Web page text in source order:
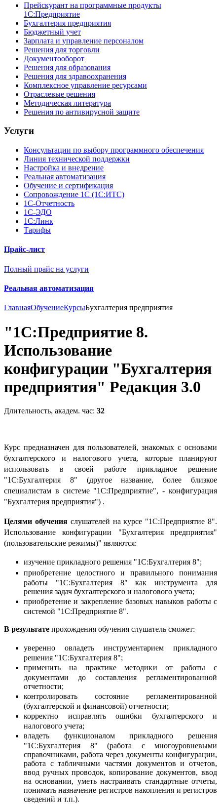
Прейскурант на программные продукты
1С:Предприятие
Бухгалтерия предприятия
Бюджетный учет
Зарплата и управление персоналом
Решения для торговли
Документооборот
Решения для образования
Решения для здравоохранения
Комплексное управление ресурсами
Отраслевые решения
Методическая литература
Решения по антивирусной защите
Услуги
Консультации по выбору программного обеспечения
Линия технической поддержки
Настройка и внедрение
Реальная автоматизация
Обучение и сертификация
Сопровождение 1С (1С:ИТС)
1С-Отчетность
1С-ЭДО
1С:Линк
Тарифы
Прайс-лист
Полный прайс на услуги
Реальная автоматизация
ГлавнаяОбучениеКурсыБухгалтерия предприятия
"1С:Предприятие 8.
Использование
конфигурации "Бухгалтерия
предприятия" Редакция 3.0
Длительность, академ. час: 32
Курс предназначен для пользователей, знакомых с основами
бухгалтерского и налогового учета, которые планируют
использовать в своей работе прикладное решение
"1С:Бухгалтерия 8" (другое название, более близкое
специалистам в системе "1С:Предприятие", - конфигурация
"Бухгалтерия предприятия") .
Целями обученияслушателей на курсе "1С:Предприятие 8".
Использование конфигурации "Бухгалтерия предприятия"
(пользовательские режимы)" являются:
изучение прикладного решения "1С:Бухгалтерия 8";
приобретение целостного и правильного понимания
работы "1С:Бухгалтерия 8" как инструмента для
решения задач бухгалтерского и налогового учета;
приобретение и закрепление базовых навыков работы с
системой "1С:Предприятие 8".
В результате прохождения обучения слушатель сможет:
уверенно овладеть инструментарием прикладного
решения "1С:Бухгалтерия 8";
применить на практике методики от работы с
документами до составления регламентированной
отчетности;
контролировать состояние регламентированной
(бухгалтерской и финансовой) отчетности;
корректно исправлять ошибки бухгалтерского и
налогового учета;
владеть функционалом прикладного решения
"1С:Бухгалтерия 8" (работа с многоуровневыми
справочниками, работа через документы конфигурации,
работа с табличными частями документов и отчетов,
ввод ручных проводок, копирование документов, ввод
на основании, уметь настраивать стандартные отчеты,
понимать назначение регистров накопления и регистров
сведений и т.п.).